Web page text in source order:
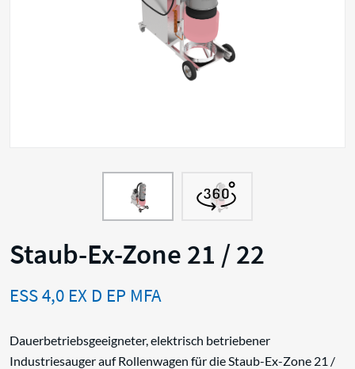
Staub-Ex-Zone 21 / 22
ESS 4,0 EX D EP MFA
Dauerbetriebsgeeigneter, elektrisch betriebener
Industriesauger auf Rollenwagen für die Staub-Ex-Zone 21 /